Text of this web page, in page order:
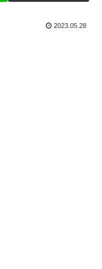
2023.05.28